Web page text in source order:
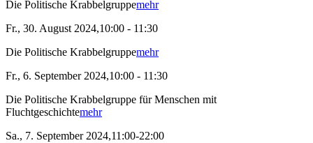
Die Politische Krabbelgruppemehr
Fr., 30. August 2024,10:00 - 11:30
Die Politische Krabbelgruppemehr
Fr., 6. September 2024,10:00 - 11:30
Die Politische Krabbelgruppe für Menschen mit
Fluchtgeschichtemehr
Sa., 7. September 2024,11:00-22:00